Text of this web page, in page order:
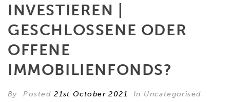
INVESTIEREN |
GESCHLOSSENE ODER
OFFENE
IMMOBILIENFONDS?
By Posted21st October 2021 In Uncategorised